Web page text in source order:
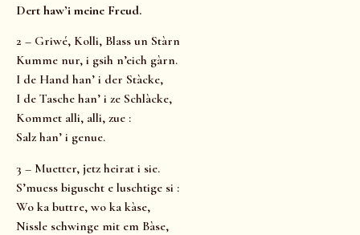
Dert haw’i meine Freud.
2 – Griwé, Kolli, Blass un Stàrn
Kumme nur, i gsih n’eich gàrn.
I de Hand han’ i der Stàcke,
I de Tasche han’ i ze Schlàcke,
Kommet alli, alli, zue :
Salz han’ i genue.
3 – Muetter, jetz heirat i sie.
S’muess biguscht e luschtige si :
Wo ka buttre, wo ka kàse,
Nissle schwinge mit em Bàse,